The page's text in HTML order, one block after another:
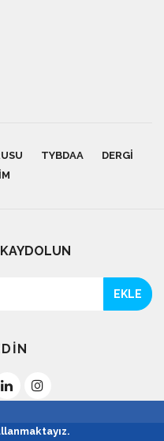
TYBDAA
DERGI
EKLE